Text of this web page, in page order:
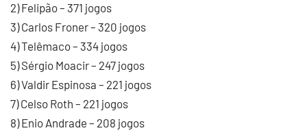
2) Felipão – 371 jogos
3) Carlos Froner – 320 jogos
4) Telêmaco – 334 jogos
5) Sérgio Moacir – 247 jogos
6) Valdir Espinosa – 221 jogos
7) Celso Roth – 221 jogos
8) Enio Andrade – 208 jogos